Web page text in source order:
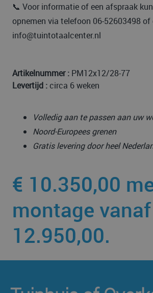
📞 Voor informatie of een afspraak
opnemen via telefoon 06-52603498 of
info@tuintotaalcenter.nl
Artikelnummer : PM12x12/28-77
Levertijd :circa 6 weken
Volledig aan te passen aan uw
Noord-Europees grenen
Gratis levering door heel
€ 10.350,00
montage
12.950,00.